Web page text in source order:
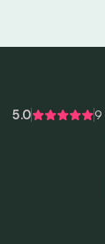
5.0